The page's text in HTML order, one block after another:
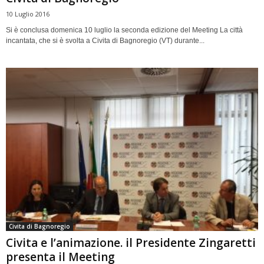
10 Luglio 2016
Si è conclusa domenica 10 luglio la seconda edizione del Meeting La città
incantata, che si è svolta a Civita di Bagnoregio (VT) durante...
Civita di Bagnoregio
Civita e l’animazione. il Presidente Zingaretti
presenta il Meeting